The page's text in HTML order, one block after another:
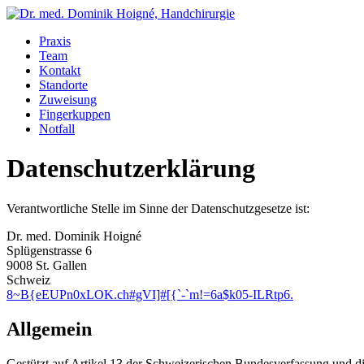
Praxis
Team
Kontakt
Standorte
Zuweisung
Fingerkuppen
Notfall
Datenschutzerklärung
Verantwortliche Stelle im Sinne der Datenschutzgesetze ist:
Dr. med. Dominik Hoigné
Splügenstrasse 6
9008 St. Gallen
Schweiz
8~B{eEUPn0xLOK.ch#gVI]#[{`-`m!=6a$k05-ILRtp6.
Allgemein